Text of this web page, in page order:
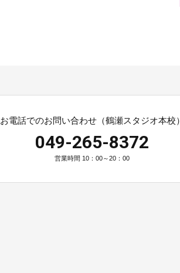
お電話でのお問い合わせ（鶴瀬スタジオ本校）
049-265-8372
営業時間 10：00～20：00